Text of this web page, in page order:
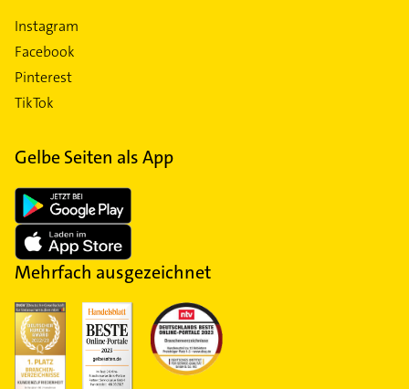
Instagram
Facebook
Pinterest
TikTok
Gelbe Seiten als App
Mehrfach ausgezeichnet